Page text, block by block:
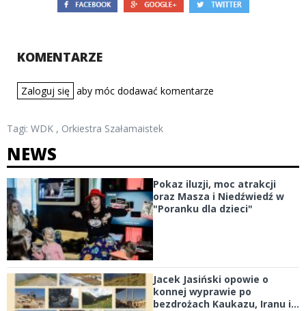
KOMENTARZE
Zaloguj się aby móc dodawać komentarze
Tagi: WDK , Orkiestra Szałamaistek
NEWS
Pokaz iluzji, moc atrakcji
oraz Masza i Niedźwiedź w
"Poranku dla dzieci"
Jacek Jasiński opowie o
konnej wyprawie po
bezdrożach Kaukazu, Iranu i...